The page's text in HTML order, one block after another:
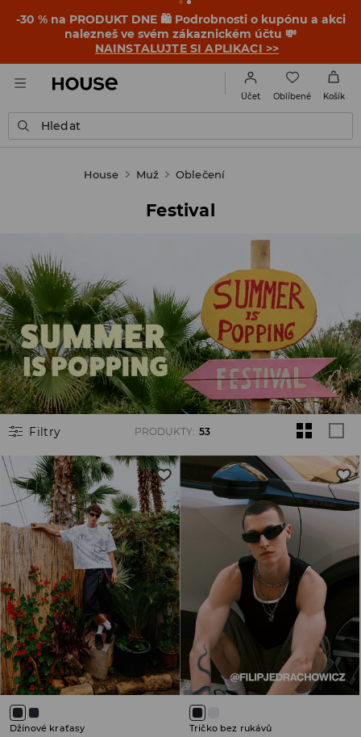
-30 % na PRODUKT DNE 🛍️ Podrobnosti o kupónu a akci
nalezneš ve svém zákaznickém účtu 💸
NAINSTALUJTE SI APLIKACI >>
Účet Oblíbené Košík
Hledat
House Muž Oblečení
Festival
Filtry PRODUKTY: 53
Džínové kraťasy Tričko bez rukávů